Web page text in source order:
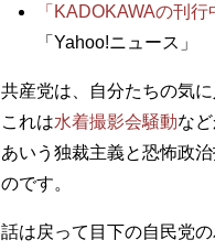
「KADOKAWAの刊
「Yahoo!ニュース」
共産党は、自分たちの気
これは水着撮影会騒動な
あいう独裁主義と恐怖政
のです。
話は戻って目下の自民党